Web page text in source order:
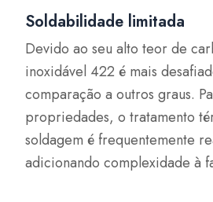
Soldabilidade limitada
Devido ao seu alto teor de
inoxidável 422 é mais
comparação a outros graus.
propriedades, o tratamento
soldagem é frequentemente
adicionando complexidade à